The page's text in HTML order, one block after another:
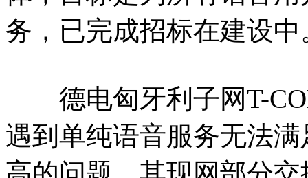
务，已完成招标在建设中
德电匈牙利子网T-
遇到单纯语音服务无法